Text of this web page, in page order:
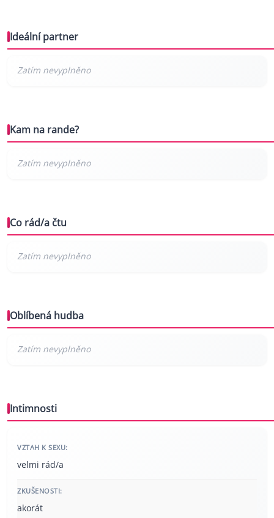
Ideální partner
Kam na rande?
Co rád/a čtu
Oblíbená hudba
Intimnosti
VZTAH K SEXU:
velmi rád/a
ZKUŠENOSTI:
akorát